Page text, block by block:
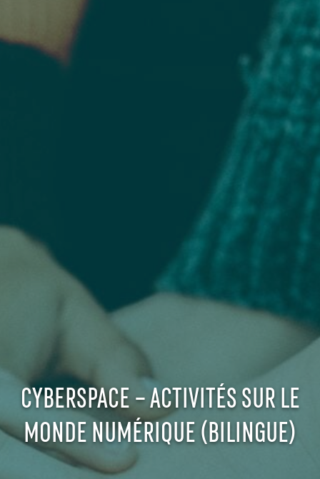
CYBERSPACE – ACTIVITÉS SUR LE
MONDE NUMÉRIQUE (BILINGUE)